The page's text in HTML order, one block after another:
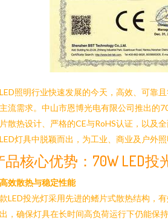
照明行业快速发展的今天，高效、可靠
流需求。中山市恩博光电有限公司推出的
散热设计、严格的CE与RoHS认证，以及
灯具中脱颖而出，为工业、商业及户外照
品核心优势：70W LED投
效散热与稳定性能
LED投光灯采用先进的鳍片式散热结构，
，确保灯具在长时间高负荷运行下仍能保